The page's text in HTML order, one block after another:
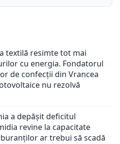
textilă resimte tot mai
cu energia. Fondatorul
de confecții din Vrancea
nu rezolvă
a depășit deficitul
revine la capacitate
ar trebui să scadă